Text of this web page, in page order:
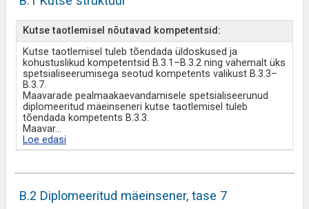
Kutse taotlemisel nõutavad kompetentsid:
Kutse taotlemisel tuleb tõendada üldoskused ja
kohustuslikud kompetentsid B.3.1–B.3.2 ning vähemalt üks
spetsialiseerumisega seotud kompetents valikust B.3.3–
B.3.7.
Maavarade pealmaakaevandamisele spetsialiseerunud
diplomeeritud mäeinseneri kutse taotlemisel tuleb
tõendada kompetents B.3.3.
Maavar...
Loe edasi
B.2 Diplomeeritud mäeinsener, tase 7